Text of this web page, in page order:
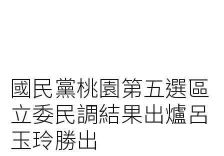
國民黨桃園第五選區
立委民調結果出爐呂
玉玲勝出